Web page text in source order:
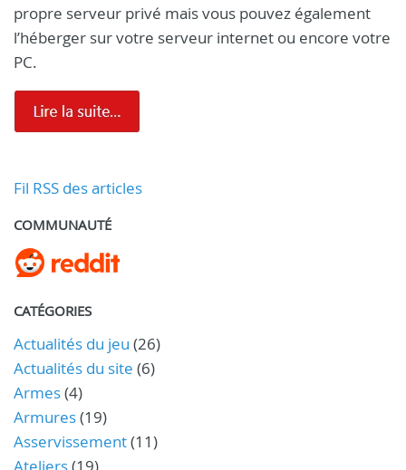
propre serveur privé mais vous pouvez également
l’héberger sur votre serveur internet ou encore votre
PC.
Fil RSS des articles
COMMUNAUTÉ
CATÉGORIES
Actualités du jeu (26)
Actualités du site (6)
Armes(4)
Armures(19)
Asservissement(11)
Ateliers(19)